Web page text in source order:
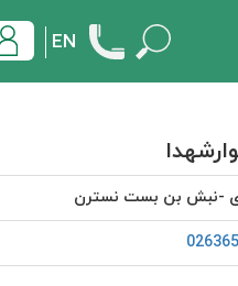
EN
-نبش بن بست نسترن